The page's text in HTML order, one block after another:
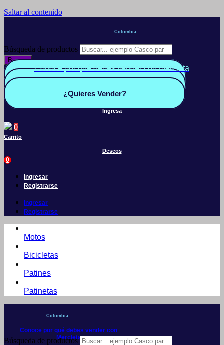
Saltar al contenido
Colombia
Búsqueda de productos
Buscar
Conoce por qué debes vender con mercleta
Quiero Vender
¿Quieres Vender?
Ingresa
0
Carrito
Deseos
0
Ingresar
Registrarse
Ingresar
Registrarse
Motos
Bicicletas
Patines
Patinetas
Colombia
Conoce por qué debes vender con
Mercleta
Búsqueda de productos